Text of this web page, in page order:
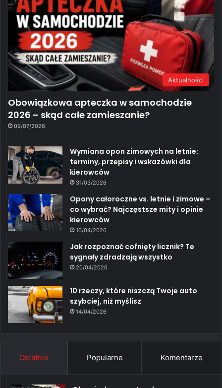
Aktualności
Obowiązkowa apteczka w samochodzie
2026 – skąd całe zamieszanie?
09/07/2026
Wymiana opon zimowych na letnie:
terminy, przepisy i wskazówki dla
kierowców
31/03/2026
Opony całoroczne vs. letnie i zimowe –
co wybrać? Najczęstsze mity i opinie
kierowców
10/04/2026
Jak rozpoznać cofnięty licznik? Te
sygnały zdradzają wszystko
20/04/2026
10 rzeczy, które niszczą Twoje auto
szybciej, niż myślisz
14/04/2026
Ostatnie Popularne Komentarze